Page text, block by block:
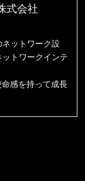
式会社
ットワーク設
トワークインテ
感を持って成長